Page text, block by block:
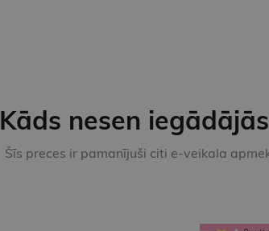
Kāds nesen iegādājās
Šīs preces ir pamanījuši citi e-veikala